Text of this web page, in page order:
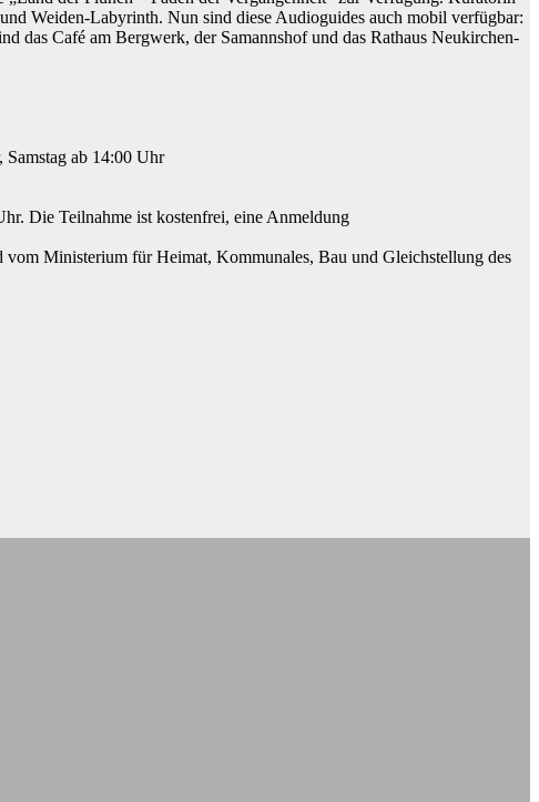
Weiden-Labyrinth. Nun sind diese Audioguides auch mobil verfügbar:
das Café am Bergwerk, der Samannshof und das Rathaus Neukirchen-
ab 14:00 Uhr
Die Teilnahme ist kostenfrei, eine Anmeldung
Ministerium für Heimat, Kommunales, Bau und Gleichstellung des